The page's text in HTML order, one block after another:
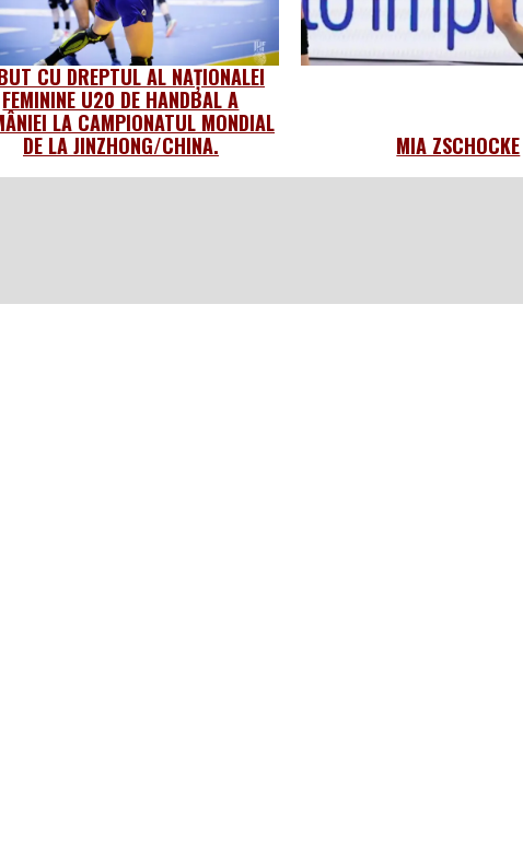
CU DREPTUL AL NAȚIONALEI
FEMININE U20 DE HANDBAL A
LA CAMPIONATUL MONDIAL
DE LA JINZHONG/CHINA.
MIA ZSCHOCKE